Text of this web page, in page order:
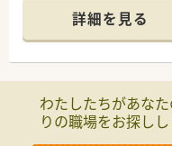
ご家庭との両立やプ
★病院には託児所あり！
＼ 働く環境について
病棟業務や製剤・
積極的に関わって
■緩和ケア・化学療法
詳細を見る
わたしたちがあな
りの職場をお探しし